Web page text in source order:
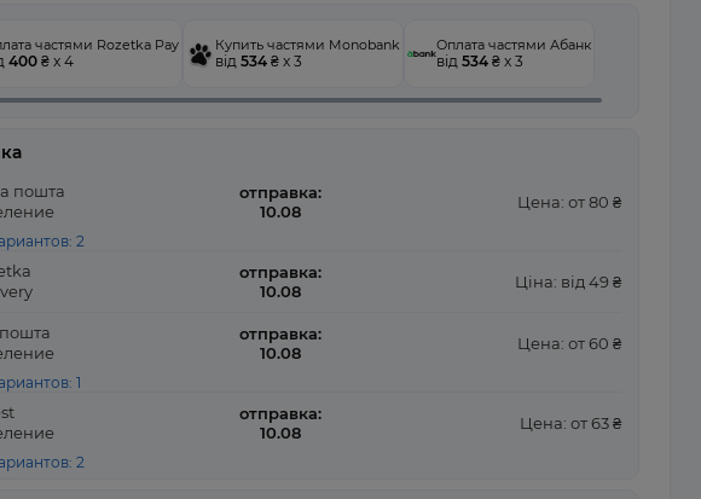
частями Rozetka Pay
400 ₴ x 4
Купить частями Monobank
від 534 ₴ x 3
Оплата частями Абанк
від 534 ₴ x 3
пошта
отправка:
10.08
Цена: от 80 ₴
2
отправка:
10.08
Ціна: від 49 ₴
отправка:
10.08
Цена: от 60 ₴
1
отправка:
10.08
Цена: от 63 ₴
2